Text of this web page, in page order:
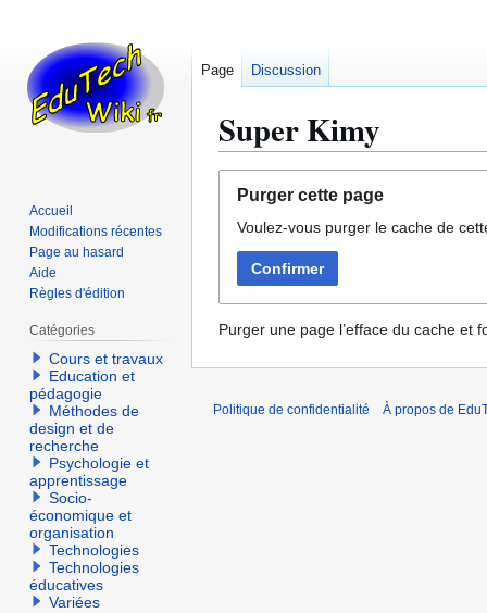
Super Kimy
navigation
recherche
Purger cette page
Voulez-vous purger le cache de
Confirmer
Purger une page l’efface du cache et
Page Discussion
Accueil
Modifications récentes
Page au hasard
Aide
Règles d'édition
Catégories
Cours et travaux
Education et
pédagogie
Méthodes de
design et de
recherche
Psychologie et
apprentissage
Socio-
économique et
organisation
Technologies
Technologies
éducatives
Variées
Politique de confidentialité À propos de